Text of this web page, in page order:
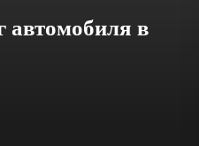
автомобиля в